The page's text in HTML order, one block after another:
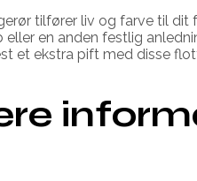
tilfører liv og farve til
eller en anden festlig
et ekstra pift med disse